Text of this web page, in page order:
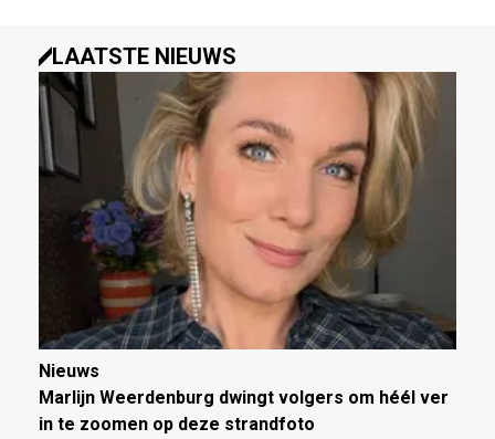
LAATSTE NIEUWS
Nieuws
Marlijn Weerdenburg dwingt volgers om héél ver
in te zoomen op deze strandfoto